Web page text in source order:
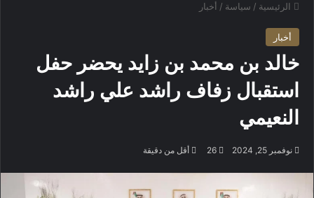
الرئيسية / سياسة / أخبار
أخبار
خالد بن محمد بن زايد يحضر حفل
استقبال زفاف راشد علي راشد
النعيمي
نوفمبر 25, 2024 26 أقل من دقيقة